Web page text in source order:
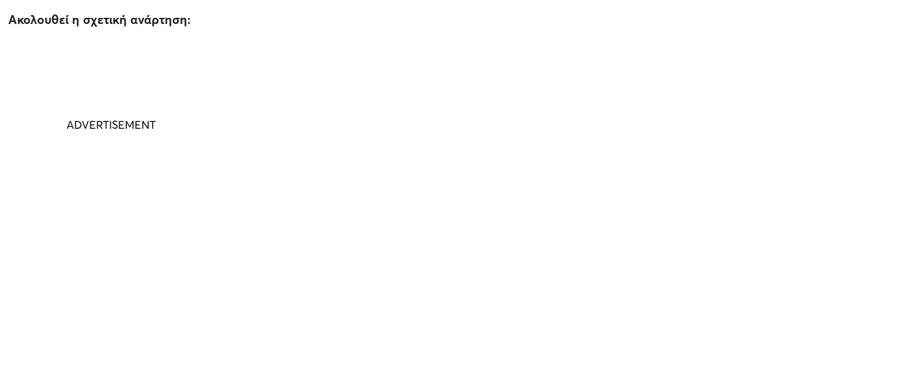
Ακολουθεί η σχετική ανάρτηση: